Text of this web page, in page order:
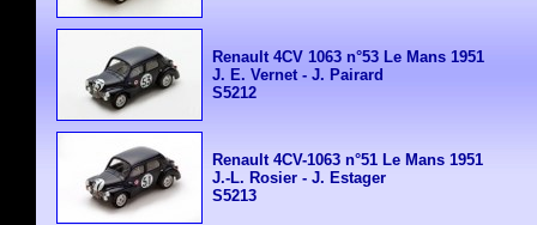
Renault 4CV 1063 n°53 Le Mans 1951
J. E. Vernet - J. Pairard
S5212
Renault 4CV-1063 n°51 Le Mans 1951
J.-L. Rosier - J. Estager
S5213